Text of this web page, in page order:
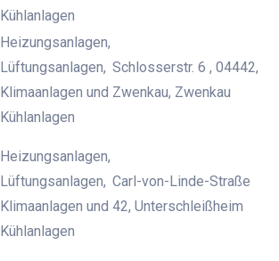
Kühlanlagen
Heizungsanlagen,
Lüftungsanlagen,
Klimaanlagen und
Kühlanlagen
Schlosserstr. 6 , 04442,
Zwenkau, Zwenkau
Heizungsanlagen,
Lüftungsanlagen,
Klimaanlagen und
Kühlanlagen
Carl-von-Linde-Straße
42, Unterschleißheim